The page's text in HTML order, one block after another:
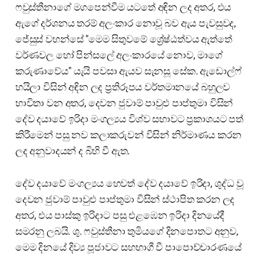
ෆවුස්තීනාගේ මගපෙන්වීම යටතේ අඳින ලද අතර, එය
ඇගේ දර්ශනය තරම් අලංකාර නොවූ බව ඇය පැවසුවද,
ජේසුස් වහන්සේ "මෙම සිතුවමේ ශ්‍රේෂ්ඨත්වය ඇත්තේ
වර්ණවල හෝ පින්සලේ අලංකාරයේ නොව, මාගේ
කරුණාවේය" යැයි පවසා ඇයව සැනසූ සේක. ඇඩොල්ෆ්
හයිලා විසින් අඳින ලද ප්‍රතිරූපය වර්තමානයේ බහුලව
භාවිතා වන අතර, දෙවන ජුවාම් පාවුළු පාප්තුමා විසින්
දේව දයාවේ ඉරිදා මංගල්‍යය විශ්ව සභාවට ප්‍රකාශයට පත්
කිරීමෙන් පසු නව කලාකරුවන් විසින් නිර්මාණය කරන
ලද අනුවාදයන් ද බිහි වී ඇත.
දේව දයාවේ මංගල්‍යය හෙවත් දේව දයාවේ ඉරිදා, ශුද්ධ වූ
දෙවන ජුවාම් පාවුළු පාප්තුමා විසින් ස්ථාපිත කරන ලද
අතර, එය පාස්කු ඉරිදාට පසු එළඹෙන ඉරිදා දිනයේදී
සමරනු ලබයි. ශු. ෆවුස්තීනා තුමියගේ දිනපොතට අනුව,
මෙම දිනයේ දිව්‍ය පූජාවට සහභාගී වී පාපොච්චාරණයේ